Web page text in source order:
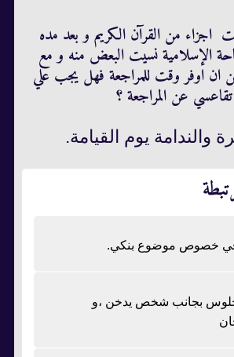
من القرآن الكريم و بعد مده
الإسلامية نسيت البعض منه و مع
ان اوفر وقت للمراجعة فهل يجب علي
عن المراجعة ؟
يوم القيامة.
في خصوص موضوع بنكي.
بجانب شخص يدخن ،و